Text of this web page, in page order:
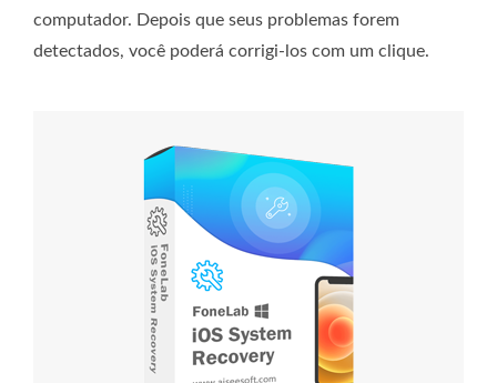
computador. Depois que seus problemas forem
detectados, você poderá corrigi-los com um clique.